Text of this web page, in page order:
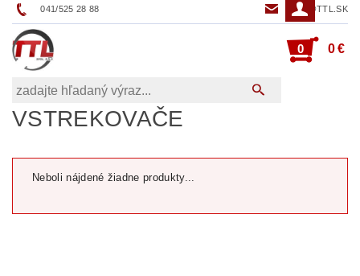
041/525 28 88 TTL@TTL.SK
0 0 €
VSTREKOVAČE
Neboli nájdené žiadne produkty...